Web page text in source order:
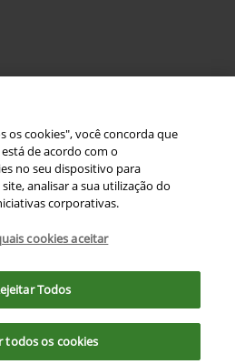
0004-54
o outro
® Direitos Reservados.
seguir com a navegação e visita você
os cookies", você concorda que
de acordo com o
no seu dispositivo para
analisar a sua utilização do
corporativas.
cookies aceitar
Todos
todos os cookies